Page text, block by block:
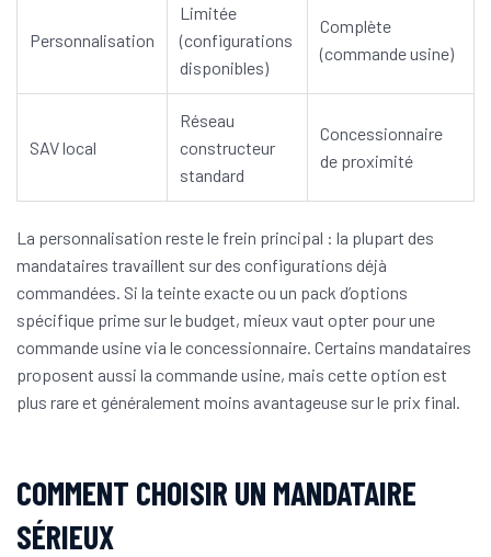
Personnalisation
Limitée
(configurations
disponibles)
Complète
(commande usine)
SAV local
Réseau
constructeur
standard
Concessionnaire
de proximité
La personnalisation reste le frein principal : la plupart des
mandataires travaillent sur des configurations déjà
commandées. Si la teinte exacte ou un pack d’options
spécifique prime sur le budget, mieux vaut opter pour une
commande usine via le concessionnaire. Certains mandataires
proposent aussi la commande usine, mais cette option est
plus rare et généralement moins avantageuse sur le prix final.
COMMENT CHOISIR UN MANDATAIRE
SÉRIEUX